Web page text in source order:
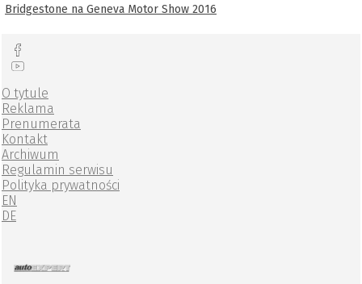
Bridgestone na Geneva Motor Show 2016
O tytule
Reklama
Prenumerata
Kontakt
Archiwum
Regulamin serwisu
Polityka prywatności
EN
DE